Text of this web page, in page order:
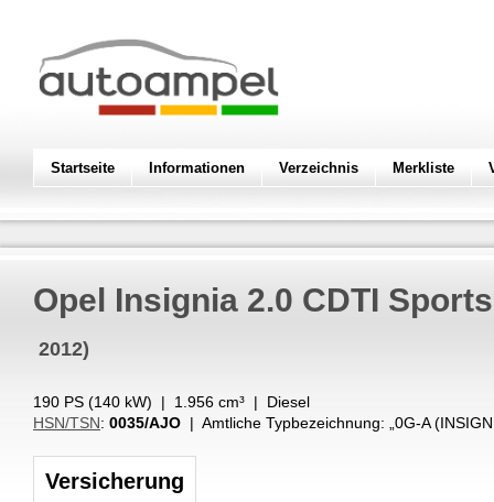
Startseite Informationen Verzeichnis Merkliste
Opel Insignia 2.0 CDTI
2012)
190 PS (140 kW) | 1.956 cm³ | Diesel
HSN/TSN: 0035/AJO | Amtliche Typbezeichnung: „ 0G-A
Versicherung